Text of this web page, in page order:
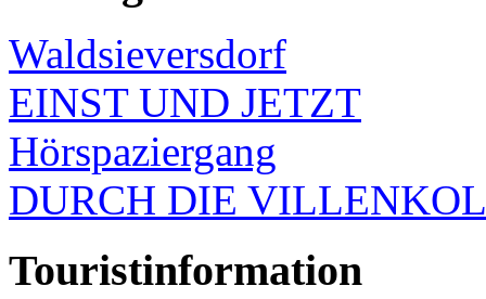
Waldsieversdorf
EINST UND JETZT
Hörspaziergang
DURCH DIE
Touristinformation